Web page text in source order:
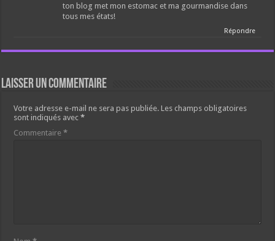
ton blog met mon estomac et ma gourmandise dans
tous mes états!
Répondre
Laisser un commentaire
Votre adresse e-mail ne sera pas publiée. Les champs obligatoires
sont indiqués avec*
Commentaire*